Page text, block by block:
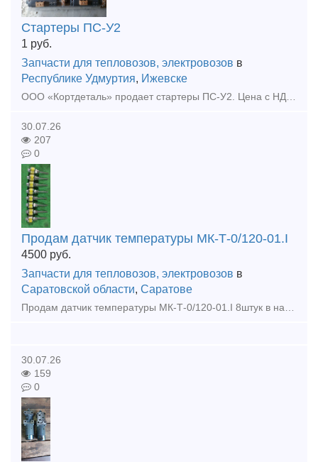
Стартеры ПС-У2
1 руб.
Запчасти для тепловозов, электровозов в
Республике Удмуртия, Ижевске
ООО «Кортдеталь» продает стартеры ПС-У2. Цена с НДС. Организуем доставку из Ижевска.
30.07.26
207
0
Продам датчик температуры МК-Т-0/120-01.I
4500 руб.
Запчасти для тепловозов, электровозов в
Саратовской области, Саратове
Продам датчик температуры МК-Т-0/120-01.I 8штук в наличии 4500р.штука Оплата наличные или на ИП+7% Продам, Датчик температуры МК-Т-м60/60-01.I в наличии 10штук
30.07.26
159
0